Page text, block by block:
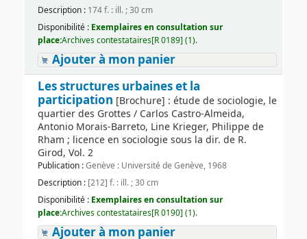
Description : 174 f. : ill. ; 30 cm
Disponibilité : Exemplaires en consultation sur
place:Archives contestataires[R 0189] (1).
Ajouter à mon panier
Les structures urbaines et la
participation [Brochure] : étude de sociologie, le
quartier des Grottes / Carlos Castro-Almeida,
Antonio Morais-Barreto, Line Krieger, Philippe de
Rham ; licence en sociologie sous la dir. de R.
Girod, Vol. 2
Publication :Genève : Université de Genève, 1968
Description : [212] f. : ill. ; 30 cm
Disponibilité : Exemplaires en consultation sur
place:Archives contestataires[R 0190] (1).
Ajouter à mon panier